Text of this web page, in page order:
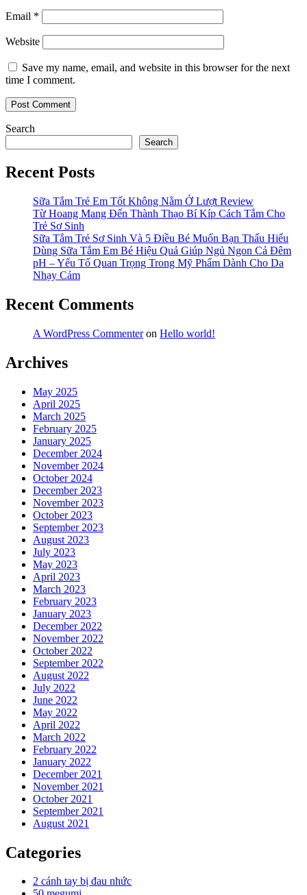
Email *
Website
Save my name, email, and website in this browser for the next
time I comment.
Search
Search
Recent Posts
Sữa Tắm Trẻ Em Tốt Không Nằm Ở Lượt Review
Từ Hoang Mang Đến Thành Thạo Bí Kíp Cách Tắm Cho
Trẻ Sơ Sinh
Sữa Tắm Trẻ Sơ Sinh Và 5 Điều Bé Muốn Bạn Thấu Hiểu
Dùng Sữa Tắm Em Bé Hiệu Quả Giúp Ngủ Ngon Cả Đêm
pH – Yếu Tố Quan Trọng Trong Mỹ Phẩm Dành Cho Da
Nhạy Cảm
Recent Comments
A WordPress Commenteron Hello world!
Archives
May 2025
April 2025
March 2025
February 2025
January 2025
December 2024
November 2024
October 2024
December 2023
November 2023
October 2023
September 2023
August 2023
July 2023
May 2023
April 2023
March 2023
February 2023
January 2023
December 2022
November 2022
October 2022
September 2022
August 2022
July 2022
June 2022
May 2022
April 2022
March 2022
February 2022
January 2022
December 2021
November 2021
October 2021
September 2021
August 2021
Categories
2 cánh tay bị đau nhức